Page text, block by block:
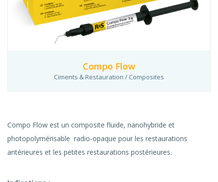
Compo Flow
Ciments & Restauration / Composites
Compo Flow est un composite fluide, nanohybride et
photopolymérisable radio-opaque pour les restaurations
antérieures et les petites restaurations postérieures.